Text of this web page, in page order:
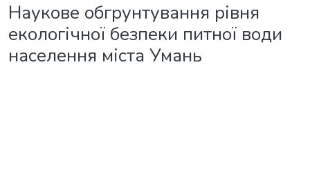
Наукове обгрунтування рівня
екологічної безпеки питної води
населення міста Умань